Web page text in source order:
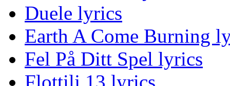
Duele lyrics
Earth A Come Burning
Fel På Ditt Spel lyrics